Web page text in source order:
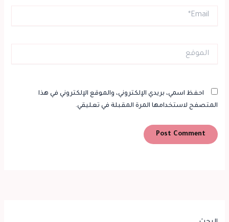
Email*
الموقع
احفظ اسمي، بريدي الإلكتروني، والموقع الإلكتروني في هذا
المتصفح لاستخدامها المرة المقبلة في تعليقي.